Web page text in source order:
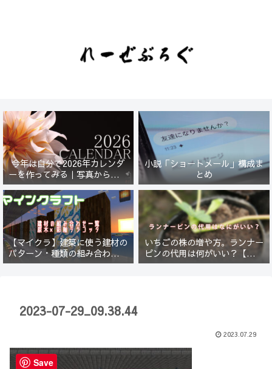
今年は自分で2026年カレンダ
ーを作ってみる｜写真から始ま
る小さなプロジェクト【一灯
花】
小説「ショートメール」構成ま
とめ
【マイクラ】建築に使う建材の
パターン・種類の組み合わせ一
覧！原木×彩釉テラコッタ編
いちごの株の増や方。ランナー
ピンの代用は何がいい？【５年
放置したイチゴは復活するの
2023-07-29_09.38.44
2023.07.29
Save